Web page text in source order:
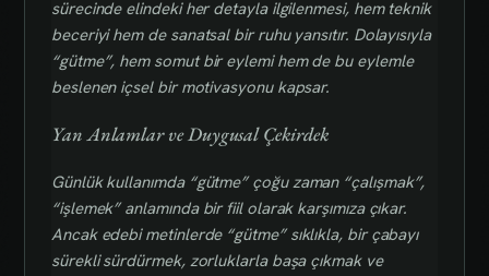
sürecinde elindeki her detayla ilgilenmesi, hem teknik
beceriyi hem de sanatsal bir ruhu yansıtır. Dolayısıyla
“gütme”, hem somut bir eylemi hem de bu eylemle
beslenen içsel bir motivasyonu kapsar.
Yan Anlamlar ve Duygusal Çekirdek
Günlük kullanımda “gütme” çoğu zaman “çalışmak”,
“işlemek” anlamında bir fiil olarak karşımıza çıkar.
Ancak edebi metinlerde “gütme” sıklıkla, bir çabayı
sürekli sürdürmek, zorluklarla başa çıkmak ve